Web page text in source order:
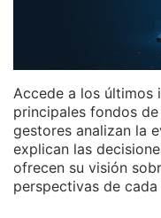
Accede a los últimos
principales fondos
gestores analizan la
explican las
ofrecen su visión
perspectivas de